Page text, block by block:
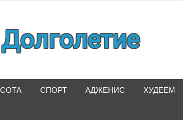
СПОРТ АДЖЕНИС ХУДЕЕМ